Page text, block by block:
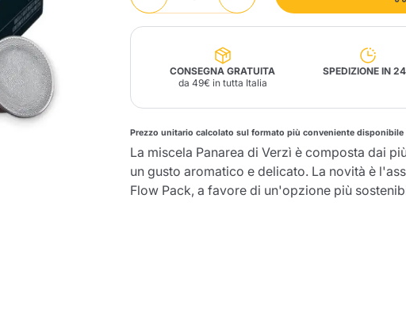
Gattopardo Toraldo Altre Marche
Quattrociocchi Cioccafè
Firma
Nespresso
Illy X-
Profumi Ambiente
CONSEGNA GRATUITA
da 49€ in tutta Italia
SPEDIZIONE IN
Prezzo unitario calcolato sul formato più conveniente disponibile
La miscela Panarea di Verzì è composta dai
un gusto aromatico e delicato. La novità è
Flow Pack, a favore di un'opzione più